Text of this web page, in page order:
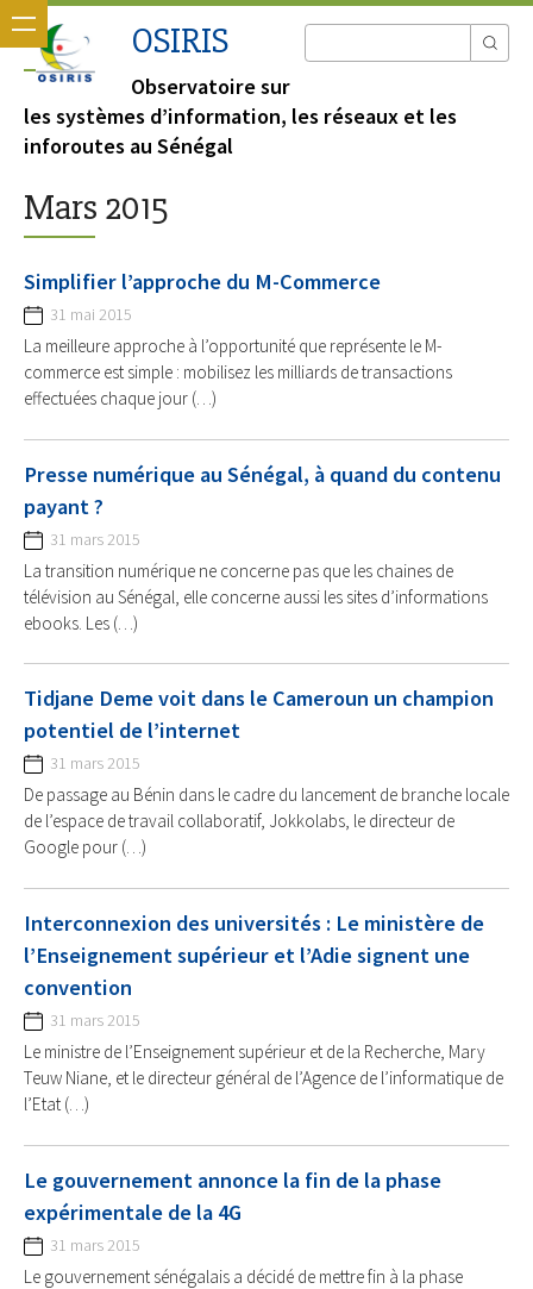
OSIRIS
Observatoire sur
les systèmes d’information, les réseaux et les
inforoutes au Sénégal
Mars 2015
Simplifier l’approche du M-Commerce
31 mai 2015
La meilleure approche à l’opportunité que représente le M-
commerce est simple : mobilisez les milliards de transactions
effectuées chaque jour (…)
Presse numérique au Sénégal, à quand du contenu
payant ?
31 mars 2015
La transition numérique ne concerne pas que les chaines de
télévision au Sénégal, elle concerne aussi les sites d’informations
ebooks. Les (…)
Tidjane Deme voit dans le Cameroun un champion
potentiel de l’internet
31 mars 2015
De passage au Bénin dans le cadre du lancement de branche locale
de l’espace de travail collaboratif, Jokkolabs, le directeur de
Google pour (…)
Interconnexion des universités : Le ministère de
l’Enseignement supérieur et l’Adie signent une
convention
31 mars 2015
Le ministre de l’Enseignement supérieur et de la Recherche, Mary
Teuw Niane, et le directeur général de l’Agence de l’informatique de
l’Etat (…)
Le gouvernement annonce la fin de la phase
expérimentale de la 4G
31 mars 2015
Le gouvernement sénégalais a décidé de mettre fin à la phase